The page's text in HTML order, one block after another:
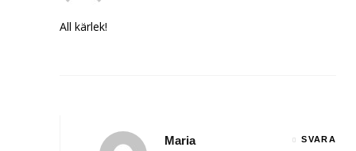
All kärlek!
Maria SVARA